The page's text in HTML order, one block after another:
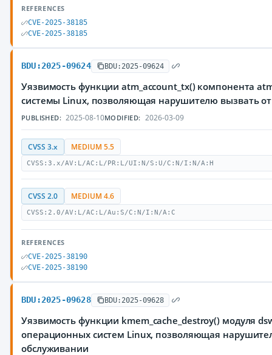
REFERENCES
CVE-2025-38185
CVE-2025-38185
BDU:2025-09624 BDU:2025-09624
Уязвимость функции atm_account_tx() компонента
системы Linux, позволяющая нарушителю вызвать
PUBLISHED: 2025-08-10MODIFIED: 2026-03-09
CVSS 3.x MEDIUM 5.5
CVSS:3.x/AV:L/AC:L/PR:L/UI:N/S:U/C:N/I:N/A:H
CVSS 2.0 MEDIUM 4.6
CVSS:2.0/AV:L/AC:L/Au:S/C:N/I:N/A:C
REFERENCES
CVE-2025-38190
CVE-2025-38190
BDU:2025-09628 BDU:2025-09628
Уязвимость функции kmem_cache_destroy() модуля
операционных систем Linux, позволяющая
обслуживании